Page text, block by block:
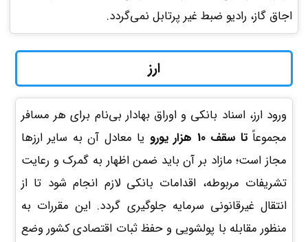
اجاق گاز، رادیو ضبط غیر پرتابل نمی‌گردد.
ارز
ورود ارز، اسناد بانکی و اوراق بهادار بی‌نام برای هر مسافر
مجموعاًتا سقف 10 هزار یورو
یا معادل آن به سایر ارزها
مجاز است؛ مازاد بر آن باید ضمن اظهار به گمرک و رعایت
تشریفات مربوطه، اقدامات بانکی لازم انجام شود تا از
انتقال غیرقانونی سرمایه جلوگیری گردد. این مقررات به
منظور مقابله با پولشویی و حفظ ثبات اقتصادی کشور وضع